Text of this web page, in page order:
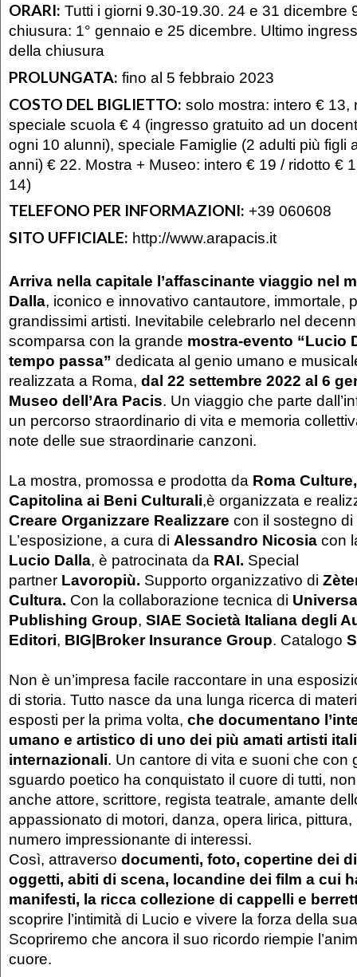
ORARI: Tutti i giorni 9.30-19.30. 24 e 31 dicembre
chiusura: 1° gennaio e 25 dicembre. Ultimo
della chiusura
PROLUNGATA: fino al 5 febbraio 2023
COSTO DEL BIGLIETTO: solo mostra: intero € 13,
speciale scuola € 4 (ingresso gratuito ad un
ogni 10 alunni), speciale Famiglie (2 adulti più figli
anni) € 22. Mostra + Museo: intero € 19 / ridotto €
14)
TELEFONO PER INFORMAZIONI: +39 060608
SITO UFFICIALE: http://www.arapacis.it
Arriva nella capitale l’affascinante viaggio nel
Dalla, iconico e innovativo cantautore, immortale,
grandissimi artisti. Inevitabile celebrarlo nel
scomparsa con la grande mostra-evento “Lucio
tempo passa” dedicata al genio umano e
realizzata a Roma, dal 22 settembre 2022 al 6
Museo dell’Ara Pacis. Un viaggio che parte
un percorso straordinario di vita e memoria
note delle sue straordinarie canzoni.
La mostra, promossa e prodotta da Roma
Capitolina ai Beni Culturali,è organizzata e
Creare Organizzare Realizzare con il sostegno di
L’esposizione, a cura di Alessandro Nicosia con
Lucio Dalla, è patrocinata da RAI. Special
partner Lavoropiù. Supporto organizzativo di
Cultura. Con la collaborazione tecnica di
Publishing Group, SIAE Società Italiana degli
Editori, BIG|Broker Insurance Group. Catalogo
Non è un’impresa facile raccontare in una
di storia. Tutto nasce da una lunga ricerca di
esposti per la prima volta, che documentano
umano e artistico di uno dei più amati artisti
internazionali. Un cantore di vita e suoni che con
sguardo poetico ha conquistato il cuore di tutti,
anche attore, scrittore, regista teatrale, amante
appassionato di motori, danza, opera lirica,
numero impressionante di interessi.
Così, attraverso documenti, foto, copertine dei
oggetti, abiti di scena, locandine dei film a cui
manifesti, la ricca collezione di cappelli e
scoprire l’intimità di Lucio e vivere la forza della
Scopriremo che ancora il suo ricordo riempie
cuore.